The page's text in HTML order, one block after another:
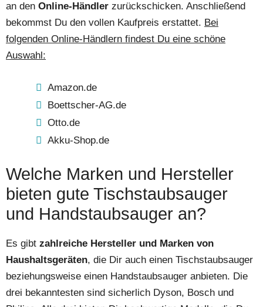
an den Online-Händler zurückschicken. Anschließend
bekommst Du den vollen Kaufpreis erstattet. Bei
folgenden Online-Händlern findest Du eine schöne
Auswahl:
Amazon.de
Boettscher-AG.de
Otto.de
Akku-Shop.de
Welche Marken und Hersteller
bieten gute Tischstaubsauger
und Handstaubsauger an?
Es gibt zahlreiche Hersteller und Marken von
Haushaltsgeräten, die Dir auch einen Tischstaubsauger
beziehungsweise einen Handstaubsauger anbieten. Die
drei bekanntesten sind sicherlich Dyson, Bosch und